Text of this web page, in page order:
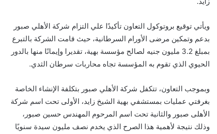
ويأتي توقيع بروتوكول التعاون تأكيدًا علي التزام شركة الأهلي صبور
بدعم وتمكين مرضى الأورام السرطانية، حيث قامت الشركة بالتبرع
بمبلغ 3.2 مليون جنيه لصالح مؤسسة بهية، تقديرا وإيمانًا منها بالدور
الحيوي الذي تقوم به المؤسسة تجاه محاربات سرطان الثدي.
وبموجب التعاون، تتكفل شركة الأهلي صبور بتكلفة الإنشاء الخاصة
بغرفتي عمليات بمستشفي بهية الشيخ زايد، الأولى تحت اسم شركة
الأهلى صبور والثانية تحت اسم المرحوم المهندس حسين صبور،
وذلك نتيجة لأهمية هذا الصرح الذي يخدم نصف مليون سيدة سنويًا